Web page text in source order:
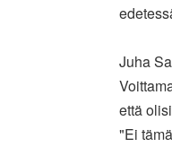
Juha
että
"Ei